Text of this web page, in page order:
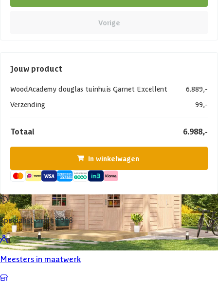
Vorige
Jouw product
WoodAcademy douglas tuinhuis Garnet Excellent
6.889,-
Verzending
99,-
Totaal 6.988,-
In winkelwagen
Specialist sinds 1998
Meesters in maatwerk